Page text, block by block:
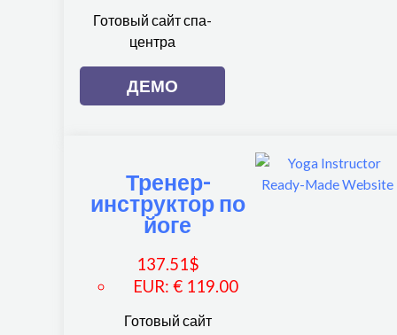
Готовый сайт спа-
центра
ДЕМО
Тренер-
инструктор по
йоге
137.51$
EUR: € 119.00
Готовый сайт